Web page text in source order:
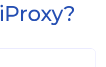
iProxy?